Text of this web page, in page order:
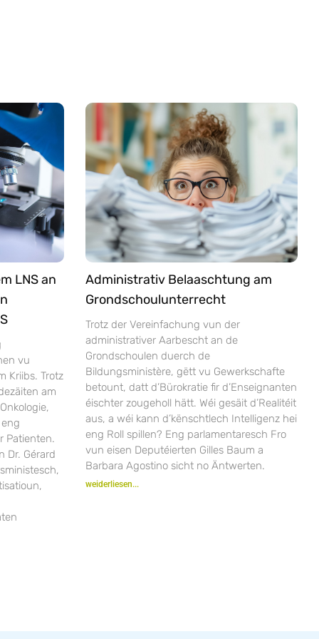
LNS an
vu
Kriibs. Trotz
am
Patienten.
Dr. Gérard
Administrativ Belaaschtung am
Grondschoulunterrecht
Trotz der Vereinfachung vun der
administrativer Aarbescht an de
Grondschoulen duerch de
Bildungsministère, gëtt vu Gewerkschafte
betount, datt d’Bürokratie fir d’Enseignanten
éischter zougeholl hätt. Wéi gesäit d’Realitéit
aus, a wéi kann d’kënschtlech Intelligenz hei
eng Roll spillen? Eng parlamentaresch Fro
vun eisen Deputéierten Gilles Baum a
Barbara Agostino sicht no Äntwerten.
weiderliesen...